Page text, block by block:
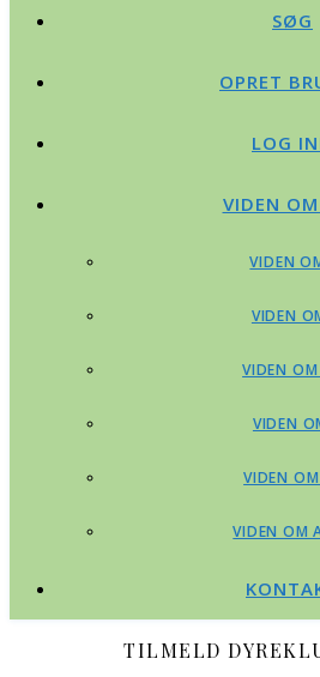
SØG
OPRET
LOG
VIDEN
VIDEN
VIDEN
VIDEN
VIDEN
VIDEN
VIDEN OM
TILMELD